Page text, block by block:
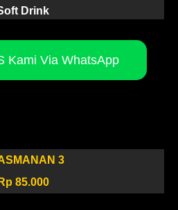
Drink
Kami Via WhatsApp
3
Rp 85.000